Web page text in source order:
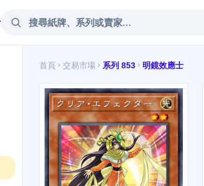
首頁 chevron_right 交易市場 chevron_right 系列 853 chevron_right 明鏡效應士